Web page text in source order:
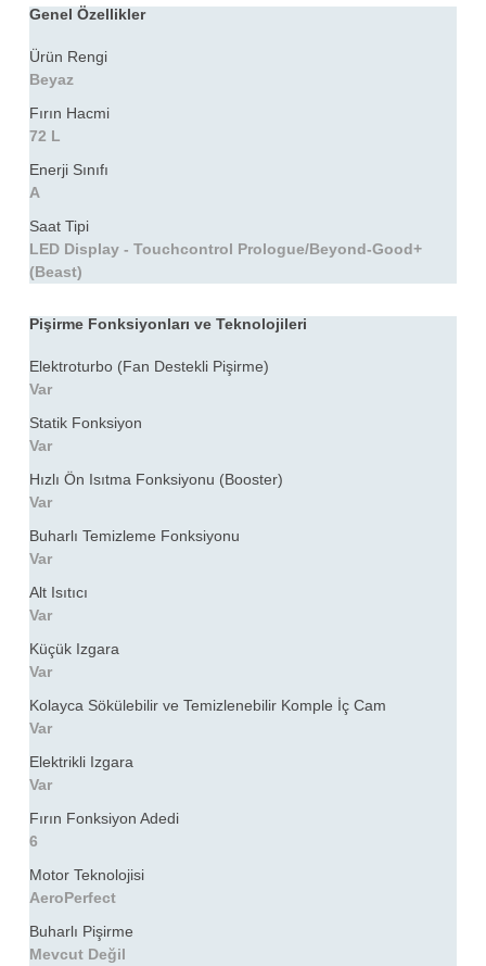
Genel Özellikler
Ürün Rengi
Beyaz
Fırın Hacmi
72 L
Enerji Sınıfı
A
Saat Tipi
LED Display - Touchcontrol Prologue/Beyond-Good+
(Beast)
Pişirme Fonksiyonları ve Teknolojileri
Elektroturbo (Fan Destekli Pişirme)
Var
Statik Fonksiyon
Var
Hızlı Ön Isıtma Fonksiyonu (Booster)
Var
Buharlı Temizleme Fonksiyonu
Var
Alt Isıtıcı
Var
Küçük Izgara
Var
Kolayca Sökülebilir ve Temizlenebilir Komple İç Cam
Var
Elektrikli Izgara
Var
Fırın Fonksiyon Adedi
6
Motor Teknolojisi
AeroPerfect
Buharlı Pişirme
Mevcut Değil